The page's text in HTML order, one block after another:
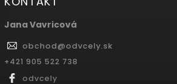
Jana Vavricová
obchod@odvcely.sk
+421 905 522 738
odvcely